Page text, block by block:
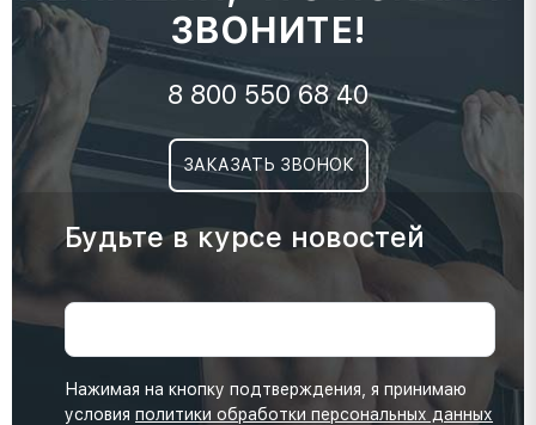
ЗВОНИТЕ!
8 800 550 68 40
ЗАКАЗАТЬ ЗВОНОК
Будьте в курсе новостей
Нажимая на кнопку подтверждения, я принимаю
условия политики обработки персональных данных